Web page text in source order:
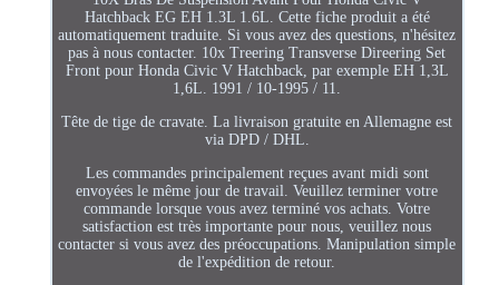
Hatchback EG EH 1.3L 1.6L. Cette fiche produit a été
automatiquement traduite. Si vous avez des questions, n'hésitez
pas à nous contacter. 10x Treering Transverse Direering Set
Front pour Honda Civic V Hatchback, par exemple EH 1,3L
1,6L. 1991 / 10-1995 / 11.
Tête de tige de cravate. La livraison gratuite en Allemagne est
via DPD / DHL.
Les commandes principalement reçues avant midi sont
envoyées le même jour de travail. Veuillez terminer votre
commande lorsque vous avez terminé vos achats. Votre
satisfaction est très importante pour nous, veuillez nous
contacter si vous avez des préoccupations. Manipulation simple
de l'expédition de retour.